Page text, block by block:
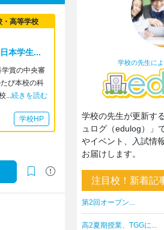
・高等学校
本学生...
賞の中央審
び本校の科
...続きを読む
学校HP
学校の先生に
学校の先生が更新す
ュログ（edulog）」
やイベント、入試情
お届けします。
注目校！新着記
第2回オープン...
高2夏期授業、TGGに...